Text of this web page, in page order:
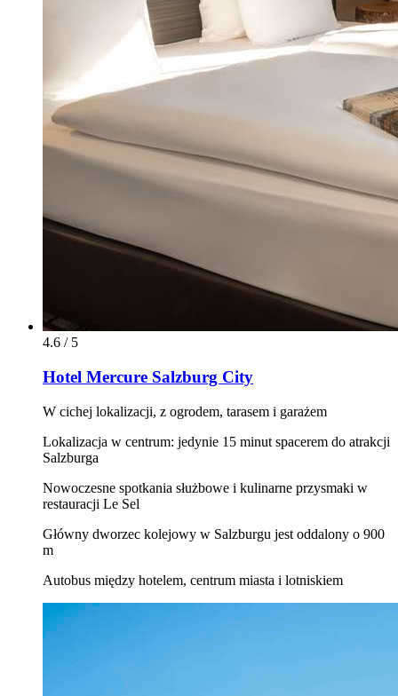
4.6 / 5
Hotel Mercure Salzburg City
W cichej lokalizacji, z ogrodem, tarasem i garażem
Lokalizacja w centrum: jedynie 15 minut spacerem do atrakcji
Salzburga
Nowoczesne spotkania służbowe i kulinarne przysmaki w
restauracji Le Sel
Główny dworzec kolejowy w Salzburgu jest oddalony o 900
m
Autobus między hotelem, centrum miasta i lotniskiem